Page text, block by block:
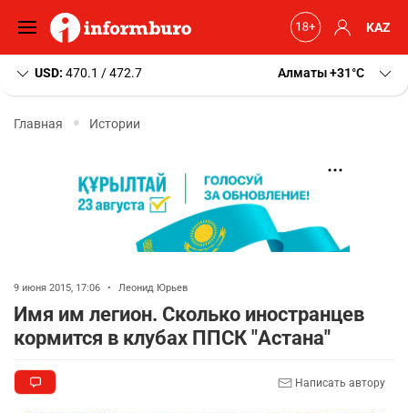
KAZ
USD: 470.1 / 472.7 Алматы+31 C
Главная Истории
9 июня 2015, 17:06 • Леонид Юрьев
Имя им легион. Сколько иностранцев
кормится в клубах ППСК "Астана"
Написать автору